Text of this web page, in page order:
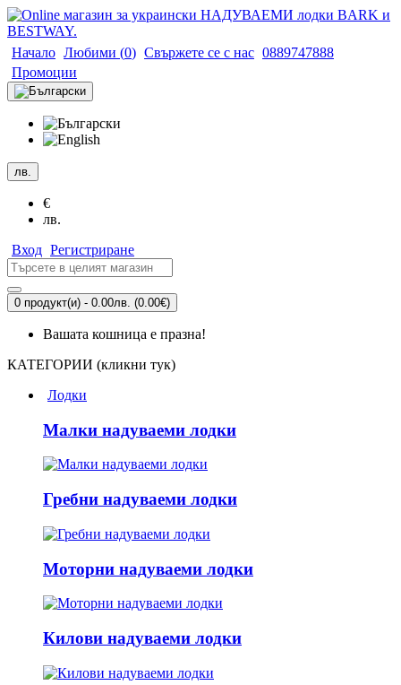
Начало Любими (0) Свържете се с нас 0889747888
Промоции
лв.
€
лв.
Вход Регистриране
0 продукт(и) - 0.00лв. (0.00€)
Вашата кошница е празна!
КАТЕГОРИИ (кликни тук)
Лодки
Малки надуваеми лодки
Гребни надуваеми лодки
Моторни надуваеми лодки
Килови надуваеми лодки